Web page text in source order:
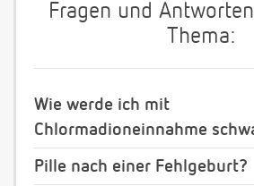
Fragen und
Thema:
Wie werde ich mit
Chlormadioneinnahme
Pille nach einer Fehlgeburt?